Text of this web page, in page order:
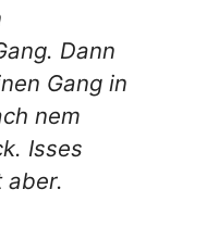
Dann
Gang in
nem
Isses
aber.